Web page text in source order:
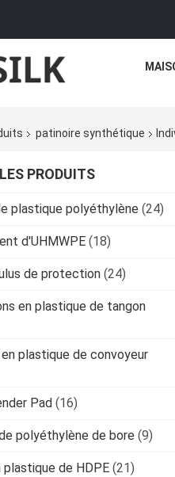
patinoire synthétique
PRODUITS
plastique polyéthylène (24)
d'UHMWPE (18)
de protection (24)
en plastique de tangon
en plastique de convoyeur
Pad (16)
polyéthylène de bore (9)
plastique de HDPE (21)